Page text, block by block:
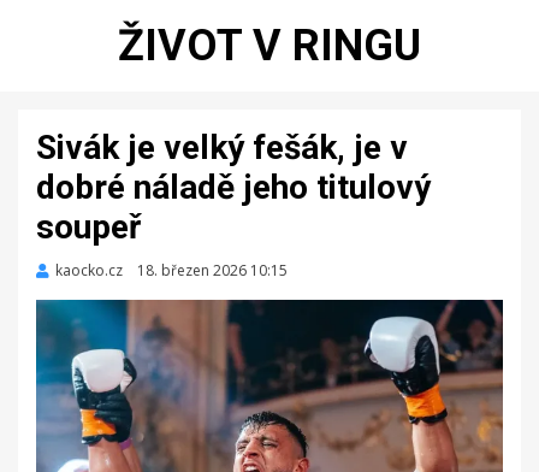
ŽIVOT V RINGU
Sivák je velký fešák, je v
dobré náladě jeho titulový
soupeř
kaocko.cz
Zveřejněno
18. březen 2026 10:15